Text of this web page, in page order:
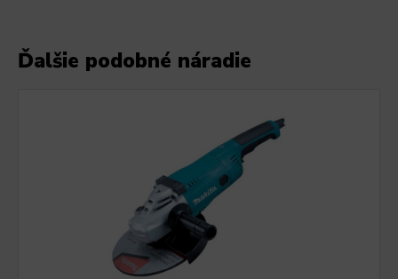
Ďalšie podobné náradie